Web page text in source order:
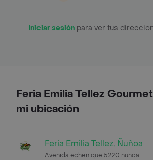
Iniciar sesión para ver tus
Feria Emilia Tellez
mi ubicación
Feria Emilia Tellez, Ñuñoa
Avenida echenique 5220 ñuñoa